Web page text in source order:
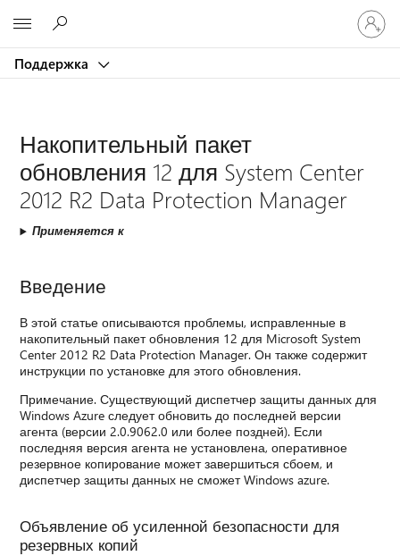
Поддержка
Накопительный пакет
обновления 12 для System Center
2012 R2 Data Protection Manager
Применяется к
Введение
В этой статье описываются проблемы, исправленные в
накопительный пакет обновления 12 для Microsoft System
Center 2012 R2 Data Protection Manager. Он также содержит
инструкции по установке для этого обновления.
Примечание. Существующий диспетчер защиты данных для
Windows Azure следует обновить до последней версии
агента (версии 2.0.9062.0 или более поздней). Если
последняя версия агента не установлена, оперативное
резервное копирование может завершиться сбоем, и
диспетчер защиты данных не сможет Windows azure.
Объявление об усиленной безопасности для
резервных копий